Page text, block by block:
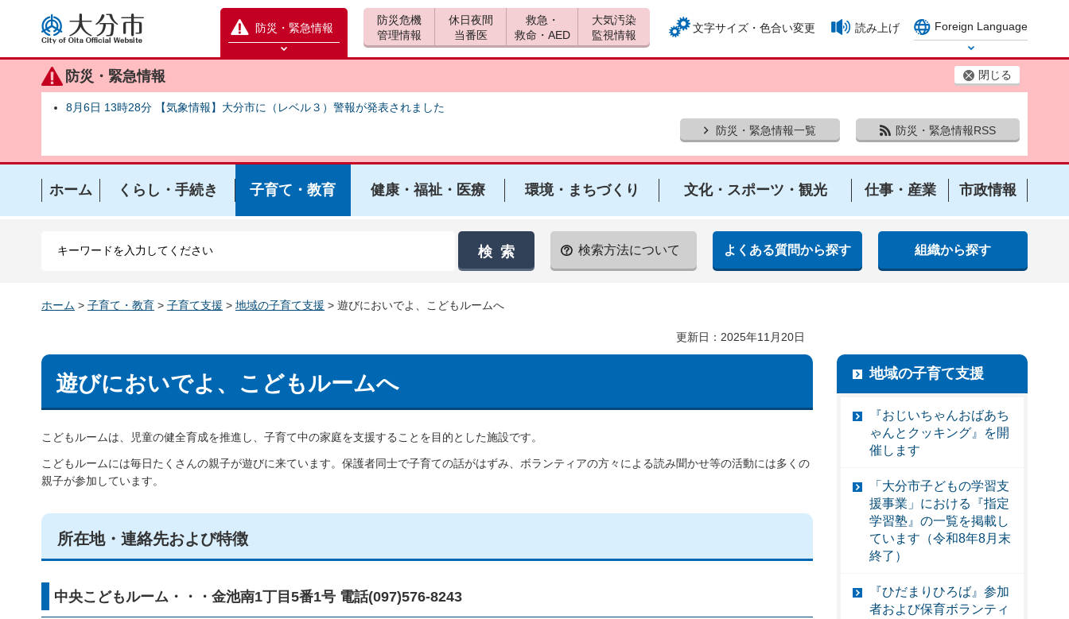
大分市
防災・緊急情報
防災緊急情報を開く
防災・緊急情報 閉じる
8月6日 13時28分 【気象情報】大分市に（レベル３）警報が発表されました
防災・緊急情報一覧
防災・緊急情報RSS
防災危機
管理情報
休日夜間
当番医
救急・
救命・AED
大気汚染
監視情報
文字サイズ・色合い変更 読み上げ
Foreign Language
Select Language
ホーム くらし・手続き 子育て・教育 健康・福祉・医療 環境・まちづくり 文化・スポーツ・観光 仕事・産業 市政情報
検索方法について よくある質問から探す 組織から探す
ホーム > 子育て・教育 > 子育て支援 > 地域の子育て支援 > 遊びにおいでよ、こどもルームへ
更新日：2025年11月20日
遊びにおいでよ、こどもルームへ
こどもルームは、児童の健全育成を推進し、子育て中の家庭を支援することを目的とした施設です。
こどもルームには毎日たくさんの親子が遊びに来ています。保護者同士で子育ての話がはずみ、ボランティアの方々による読み聞かせ等の活動には多くの
親子が参加しています。
所在地・連絡先および特徴
中央こどもルーム・・・金池南1丁目5番1号 電話(097)576-8243
地域の子育て支援
『おじいちゃんおばあち
ゃんとクッキング』を開
催します
「大分市子どもの学習支
援事業」における『指定
学習塾』の一覧を掲載し
ています（令和8年8月末
終了）
『ひだまりひろば』参加
者および保育ボランティ